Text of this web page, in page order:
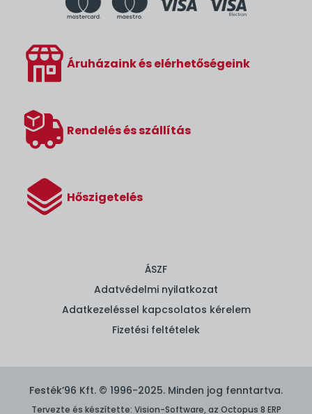
Áruházaink és elérhetőségeink
Rendelés és szállítás
Hőszigetelés
ÁSZF
Adatvédelmi nyilatkozat
Adatkezeléssel kapcsolatos kérelem
Fizetési feltételek
Festék’96 Kft. © 1996-2025. Minden jog fenntartva.
Tervezte és készítette: Vision-Software, az Octopus 8 ERP